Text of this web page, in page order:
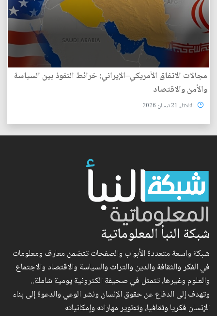
مجالات الاتفاق الأمريكي–الإيراني: خرائط النفوذ بين السياسة
والأمن والاقتصاد
الثلاثاء 21 نيسان 2026
شبكة النبأ المعلوماتية
شبكة واسعة متعددة الأبواب والصفحات تتضمن معارف ومعلومات
في الفكر والثقافة والدين والتراث والسياسة والاقتصاد والاجتماع
والعلوم وغيرها، تتمثل في صحيفة الكترونية يومية شاملة..
وتهدف إلى الدفاع عن حقوق الإنسان ونشر الوعي والدعوة إلى بناء
الإنسان فكريا وثقافيا، وتطوير مهاراته وإمكانياته